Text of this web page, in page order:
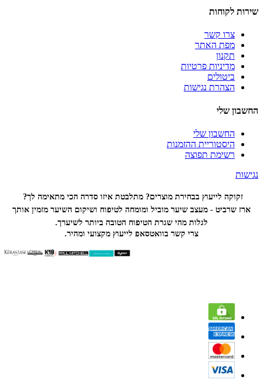
שירות לקוחות
צרו קשר
מפת האתר
תקנון
מדיניות פרטיות
ביטולים
הצהרת נגישות
החשבון שלי
החשבון שלי
היסטוריית ההזמנות
רשימת תפוצה
נגישות
זקוקה לייעוץ בבחירת מוצרים? מתלבטת איזו סדרה הכימתאימה לך?
ארז שרביט - מעצב שיער מוביל ומומחה לטיפוח ושיקום השיער מזמין אותך
לגלות מהי שגרת הטיפוח הטובה ביותר לשיערך.
צרי קשר בוואטסאפ לייעוץ מקצועי ומהיר.